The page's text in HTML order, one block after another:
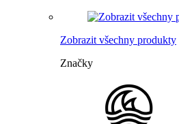
Zobrazit všechny produkty
Značky